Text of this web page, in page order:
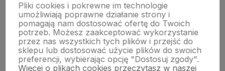
Rowery grawitacyjne: Dartmoor, NS Bikes, Marin
Kaski MTB full-face: Leatt, Fox, Bell
Profesjonalna obsługa i serwis rowerowy
Wypożyczalnia rowerów
piBike – sklep rowerowy na Młocinach
Pliki cookies i pokrewne im technologie
umożliwiają poprawne działanie strony i
pomagają nam dostosować ofertę do Twoich
potrzeb. Możesz zaakceptować wykorzystanie
przez nas wszystkich tych plików i przejść do
sklepu lub dostosować użycie plików do swoich
preferencji, wybierając opcję "Dostosuj zgody".
Więcej o plikach cookies przeczytasz w naszej